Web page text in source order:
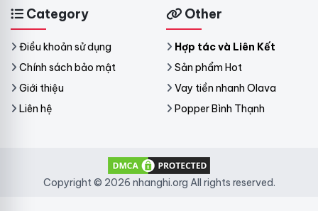
Category
Điều khoản sử dụng
Chính sách bảo mật
Giới thiệu
Liên hệ
Other
Hợp tác và Liên Kết
Sản phẩm Hot
Vay tiền nhanh Olava
Popper Bình Thạnh
Copyright © 2026 nhanghi.org All rights reserved.